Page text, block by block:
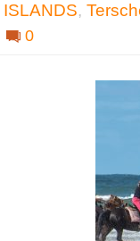
ISLANDS,
0